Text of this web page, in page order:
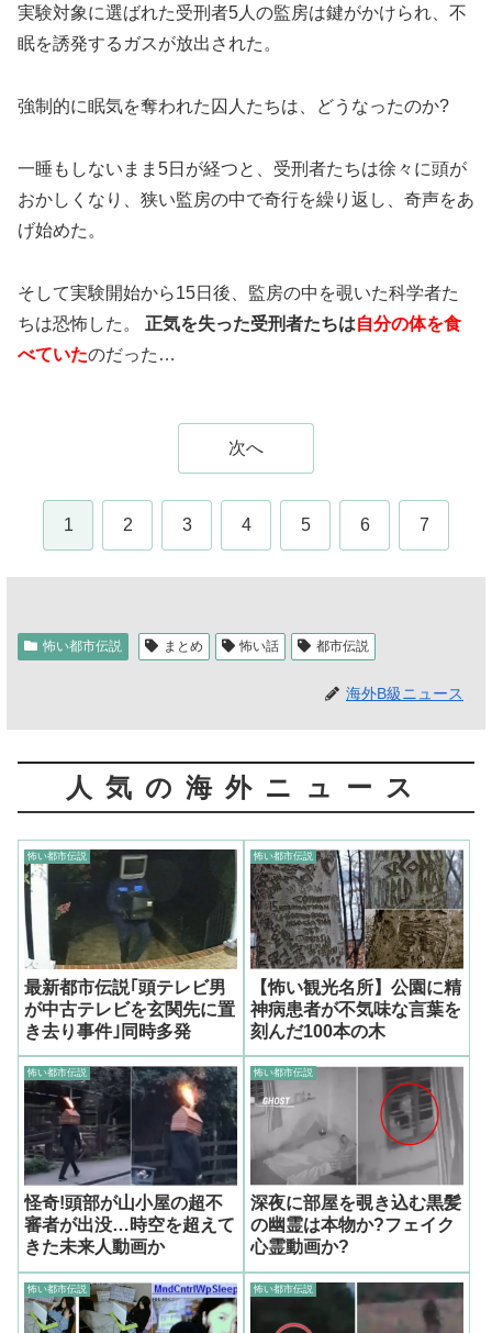
実験対象に選ばれた受刑者5人の監房は鍵がかけられ、不
眠を誘発するガスが放出された。
強制的に眠気を奪われた囚人たちは、どうなったのか?
一睡もしないまま5日が経つと、受刑者たちは徐々に頭が
おかしくなり、狭い監房の中で奇行を繰り返し、奇声をあ
げ始めた。
そして実験開始から15日後、監房の中を覗いた科学者た
ちは恐怖した。 正気を失った受刑者たちは自分の体を食
べていたのだった…
次へ
1 2 3 4 5 6 7
怖い都市伝説 まとめ 怖い話 都市伝説
海外B級ニュース
人気の海外ニュース
怖い都市伝説
最新都市伝説｢頭テレビ男
が中古テレビを玄関先に置
き去り事件｣同時多発
怖い都市伝説
【怖い観光名所】公園に精
神病患者が不気味な言葉を
刻んだ100本の木
怖い都市伝説
怪奇!頭部が山小屋の超不
審者が出没…時空を超えて
きた未来人動画か
怖い都市伝説
深夜に部屋を覗き込む黒髪
の幽霊は本物か?フェイク
心霊動画か?
怖い都市伝説 怖い都市伝説